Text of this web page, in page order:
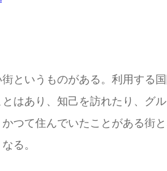
というものがある。利用する
はあり、知己を訪れたり、グ
つて住んでいたことがある街
る。